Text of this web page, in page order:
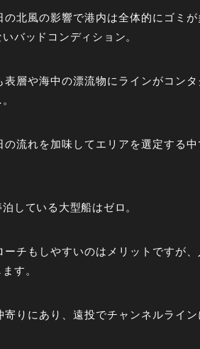
北風の影響で港内は全体的にゴミ
バッドコンディション。
層や海中の漂流物にラインがコン
流れを加味してエリアを選定する
している大型船はゼロ。
チもしやすいのはメリットですが
す。
りにあり、遠投でチャンネルライ